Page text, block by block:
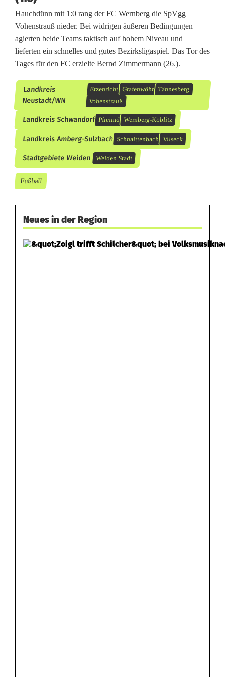
Hauchdünn mit 1:0 rang der FC Wernberg die SpVgg
Vohenstrauß nieder. Bei widrigen äußeren Bedingungen
agierten beide Teams taktisch auf hohem Niveau und
lieferten ein schnelles und gutes Bezirksligaspiel. Das Tor des
Tages für den FC erzielte Bernd Zimmermann (26.).
Landkreis
Neustadt/WN
Etzenricht Grafenwöhr Tännesberg
Vohenstrauß
Landkreis Schwandorf Pfreimd Wernberg-Köblitz
Landkreis Amberg-Sulzbach Schnaittenbach Vilseck
Stadtgebiete Weiden Weiden Stadt
Fußball
Neues in der Region